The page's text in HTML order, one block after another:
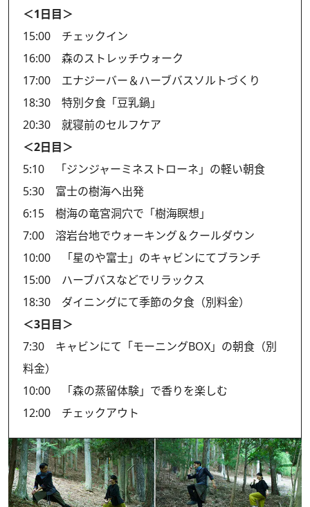
＜1日目＞
15:00 チェックイン
16:00 森のストレッチウォーク
17:00 エナジーバー＆ハーブバスソルトづくり
18:30 特別夕食「豆乳鍋」
20:30 就寝前のセルフケア
＜2日目＞
5:10 「ジンジャーミネストローネ」の軽い朝食
5:30 富士の樹海へ出発
6:15 樹海の竜宮洞穴で「樹海瞑想」
7:00 溶岩台地でウォーキング＆クールダウン
10:00 「星のや富士」のキャビンにてブランチ
15:00 ハーブバスなどでリラックス
18:30 ダイニングにて季節の夕食（別料金）
＜3日目＞
7:30 キャビンにて「モーニングBOX」の朝食（別
料金）
10:00 「森の蒸留体験」で香りを楽しむ
12:00 チェックアウト